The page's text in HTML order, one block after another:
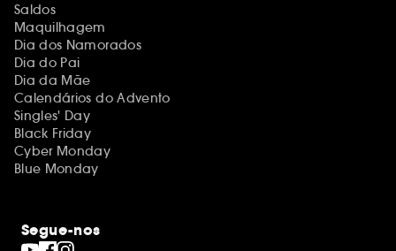
Saldos
Maquilhagem
Dia dos Namorados
Dia do Pai
Dia da Mãe
Calendários do Advento
Singles' Day
Black Friday
Cyber Monday
Blue Monday
Segue-nos